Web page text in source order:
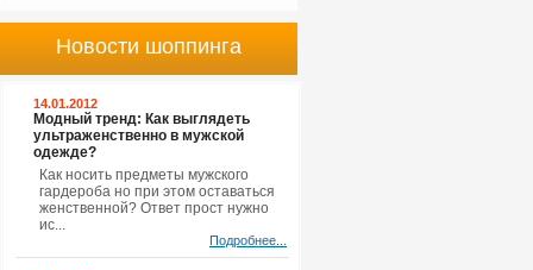
Новости шоппинга
14.01.2012
Модный тренд: Как выглядеть
ультраженственно в мужской
одежде?
Как носить предметы мужского
гардероба но при этом оставаться
женственной? Ответ прост нужно
ис...
Подробнее...